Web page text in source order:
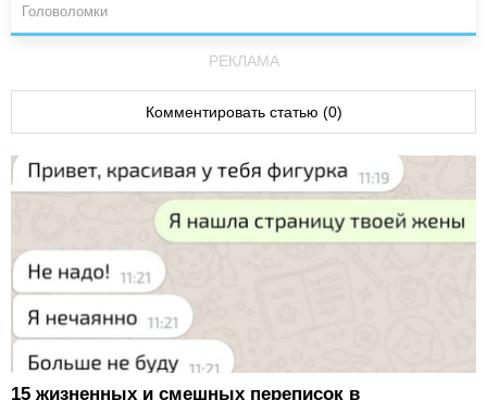
Головоломки
РЕКЛАМА
Комментировать статью (0)
15 жизненных и смешных переписок в